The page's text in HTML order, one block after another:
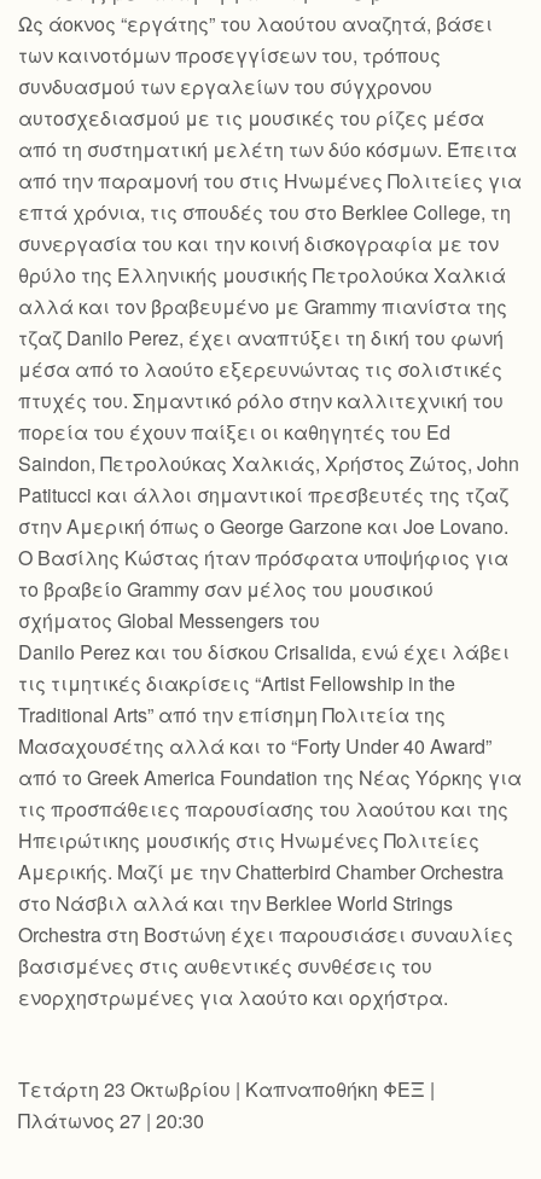
Ως άοκνος “εργάτης” του λαούτου αναζητά, βάσει
των καινοτόμων προσεγγίσεων του, τρόπους
συνδυασμού των εργαλείων του σύγχρονου
αυτοσχεδιασμού με τις μουσικές του ρίζες μέσα
από τη συστηματική μελέτη των δύο κόσμων. Έπειτα
από την παραμονή του στις Ηνωμένες Πολιτείες για
επτά χρόνια, τις σπουδές του στο Berklee College, τη
συνεργασία του και την κοινή δισκογραφία με τον
θρύλο της Ελληνικής μουσικής Πετρολούκα Χαλκιά
αλλά και τον βραβευμένο με Grammy πιανίστα της
τζαζ Danilo Perez, έχει αναπτύξει τη δική του φωνή
μέσα από το λαούτο εξερευνώντας τις σολιστικές
πτυχές του. Σημαντικό ρόλο στην καλλιτεχνική του
πορεία του έχουν παίξει οι καθηγητές του Ed
Saindon, Πετρολούκας Χαλκιάς, Χρήστος Ζώτος, John
Patitucci και άλλοι σημαντικοί πρεσβευτές της τζαζ
στην Αμερική όπως ο George Garzone και Joe Lovano.
Ο Βασίλης Κώστας ήταν πρόσφατα υποψήφιος για
το βραβείο Grammy σαν μέλος του μουσικού
σχήματος Global Messengers του
Danilo Perez και του δίσκου Crisalida, ενώ έχει λάβει
τις τιμητικές διακρίσεις “Artist Fellowship in the
Traditional Arts” από την επίσημη Πολιτεία της
Μασαχουσέτης αλλά και το “Forty Under 40 Award”
από το Greek America Foundation της Νέας Υόρκης για
τις προσπάθειες παρουσίασης του λαούτου και της
Ηπειρώτικης μουσικής στις Ηνωμένες Πολιτείες
Αμερικής. Μαζί με την Chatterbird Chamber Orchestra
στο Νάσβιλ αλλά και την Berklee World Strings
Orchestra στη Βοστώνη έχει παρουσιάσει συναυλίες
βασισμένες στις αυθεντικές συνθέσεις του
ενορχηστρωμένες για λαούτο και ορχήστρα.
Τετάρτη 23 Οκτωβρίου | Καπναποθήκη ΦΕΞ |
Πλάτωνος 27 | 20:30